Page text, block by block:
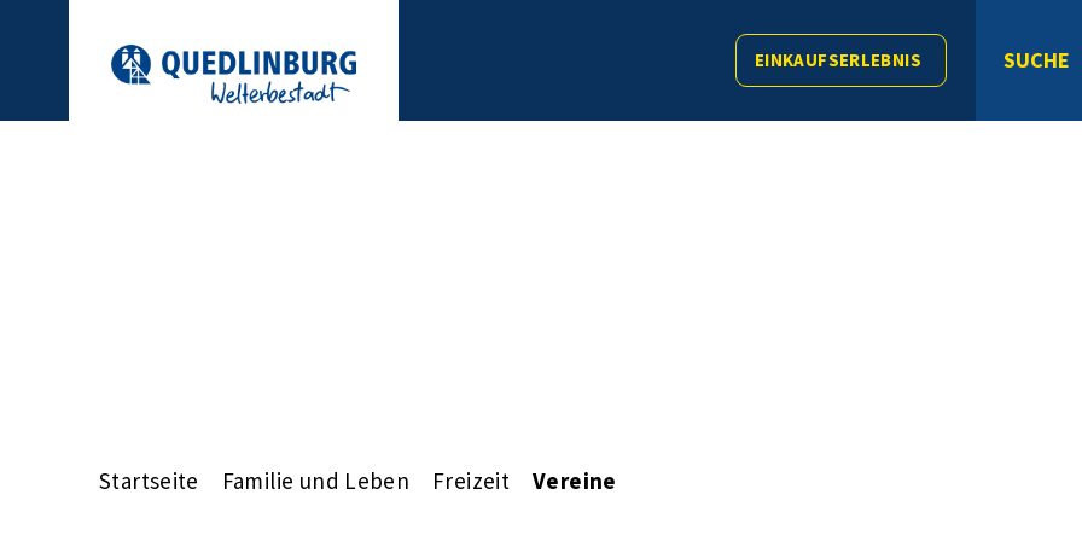
EINKAUFSERLEBNIS SUCHE
Startseite Familie und Leben Freizeit Vereine